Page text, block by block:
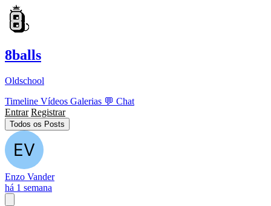
8balls
Oldschool
Timeline Vídeos Galerias 💬 Chat
Entrar Registrar
Todos os Posts
Enzo Vander
há 1 semana